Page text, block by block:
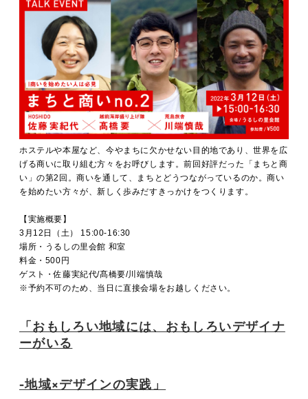
ホステルや本屋など、今やまちに欠かせない目的地であり、世界を広
げる商いに取り組む方々をお呼びします。前回好評だった「まちと商
い」の第2回。商いを通して、まちとどうつながっているのか。商い
を始めたい方々が、新しく歩みだすきっかけをつくります。
【実施概要】
3月12日（土） 15:00-16:30
場所・うるしの里会館 和室
料金・500円
ゲスト・佐藤実紀代/髙橋要/川端慎哉
※予約不可のため、当日に直接会場をお越しください。
「おもしろい地域には、おもしろいデザイナ
ーがいる
-地域×デザインの実践」